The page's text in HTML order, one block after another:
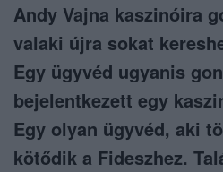
Andy Vajna kaszinóira
valaki újra sokat
Egy ügyvéd ugyanis
bejelentkezett egy
Egy olyan ügyvéd, aki
kötődik a Fideszhez.